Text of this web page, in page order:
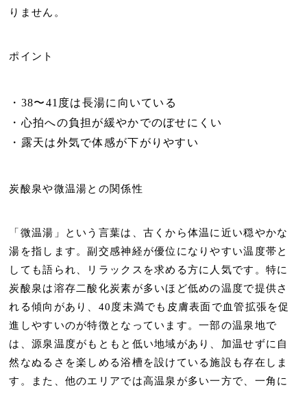
りません。
ポイント
38〜41度は長湯に向いている
心拍への負担が緩やかでのぼせにくい
露天は外気で体感が下がりやすい
炭酸泉や微温湯との関係性
「微温湯」という言葉は、古くから体温に近い穏やかな
湯 を指します。副交感神経が優位になりやすい温度帯と
しても語られ、リラックスを求める方に人気です。特に
炭酸泉は溶存二酸化炭素が多いほど低めの温度で提供さ
れる傾向があり、40度未満でも皮膚表面で血管拡張を促
進しやすいのが特徴となっています。一部の温泉地で
は、源泉温度がもともと低い地域があり、加温せずに 自
然なぬるさ を楽しめる浴槽を設けている施設も存在しま
す。また、他のエリアでは高温泉が多い一方で、一角に